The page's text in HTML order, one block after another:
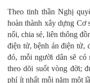
Theo tinh thần Nghị
hoàn thành xây dựng Cơ
nối, chia sẻ, liên thông
điện tử, bệnh án điện tử,
đó, mỗi người dân sẽ có
theo dõi suốt vòng đời;
phí ít nhất mỗi năm một